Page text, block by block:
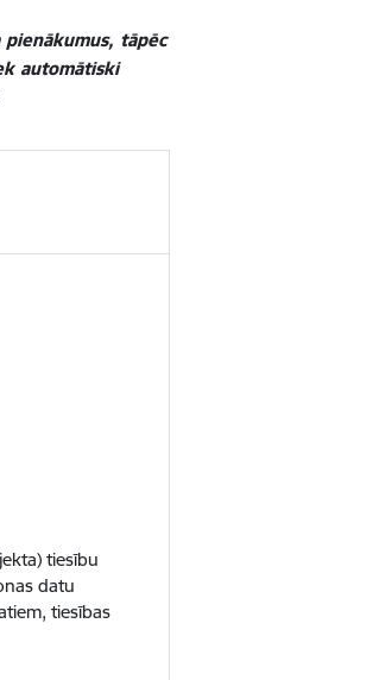
tāpēc
automātiski
tiesību
datu
tiesības